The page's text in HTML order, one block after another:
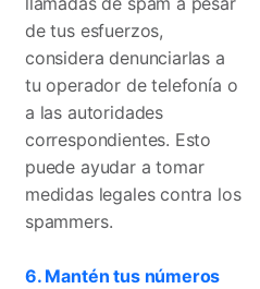
de tus esfuerzos,
considera denunciarlas a
tu operador de telefonía o
a las autoridades
correspondientes. Esto
puede ayudar a tomar
medidas legales contra los
spammers.
6. Mantén tus números